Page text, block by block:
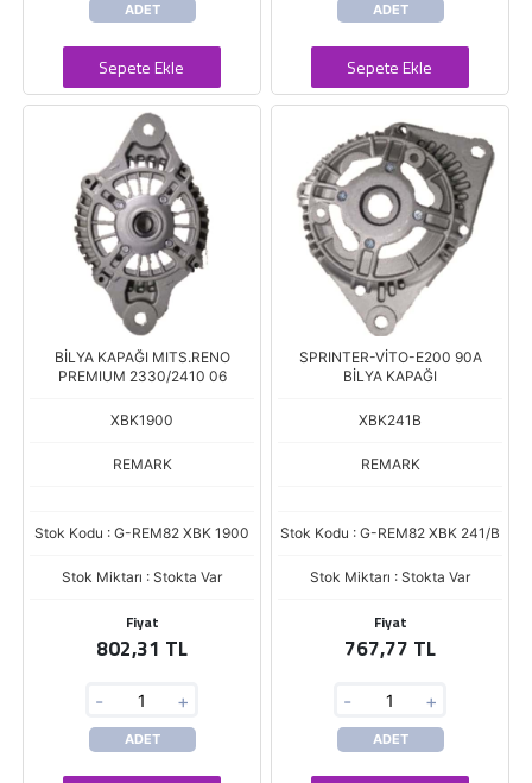
ADET
Sepete Ekle
ADET
Sepete Ekle
BİLYA KAPAĞI MITS.RENO
PREMIUM 2330/2410 06
XBK1900
REMARK
Stok Kodu : G-REM82 XBK 1900
Stok Miktarı : Stokta Var
Fiyat
802,31 TL
- +
ADET
SPRINTER-VİTO-E200 90A
BİLYA KAPAĞI
XBK241B
REMARK
Stok Kodu : G-REM82 XBK 241/B
Stok Miktarı : Stokta Var
Fiyat
767,77 TL
- +
ADET